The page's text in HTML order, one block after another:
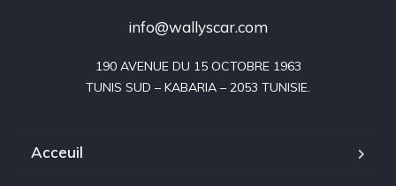
info@wallyscar.com
190 AVENUE DU 15 OCTOBRE 1963
Acceuil